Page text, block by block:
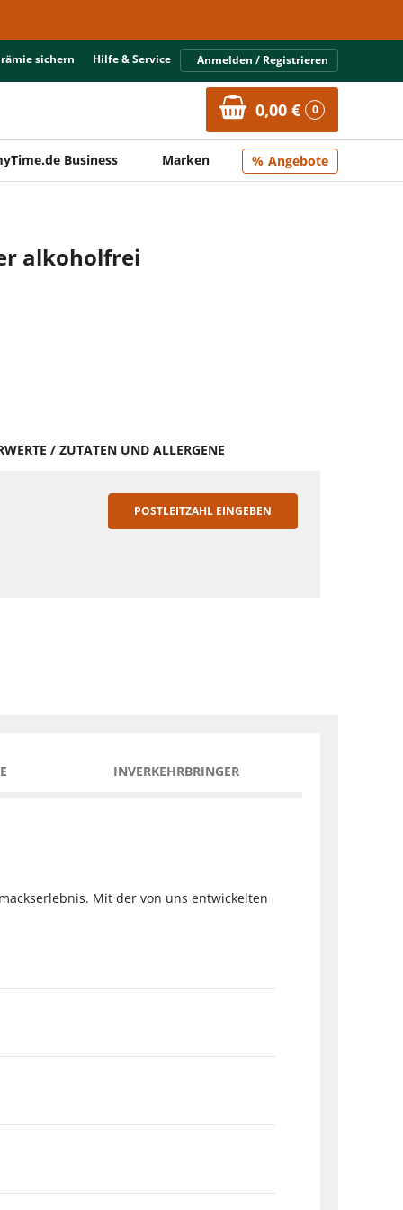
sichern Hilfe & Service Anmelden / Registrieren
0,00 € 0
Business Marken Angebote
alkoholfrei
/ ZUTATEN UND ALLERGENE
POSTLEITZAHL EINGEBEN
INVERKEHRBRINGER
Mit der von uns entwickelten